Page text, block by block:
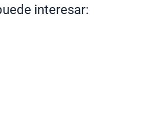
interesar: